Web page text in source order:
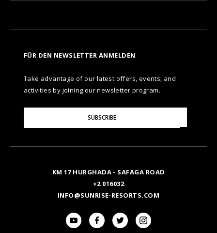
FÜR DEN NEWSLETTER ANMELDEN
Take advantage of our latest offers, events, and
activities by joining our newsletter program.
Your
SUBSCRIBE
KM 17 HURGHADA - SAFAGA ROAD
+2 016032
INFO@SUNRISE-RESORTS.COM